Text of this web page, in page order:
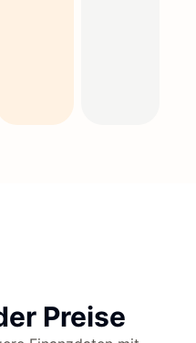
Preise